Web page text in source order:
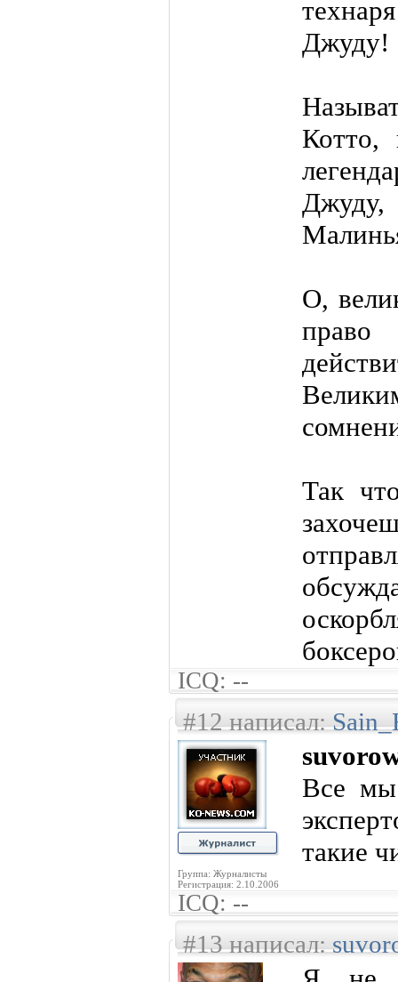
Джуду!
Котто,
О,
право
Так
ICQ: --
#12 написал:
Группа: Журналисты
Регистрация: 2.10.2006
Все мы
такие
ICQ: --
#13 написал: